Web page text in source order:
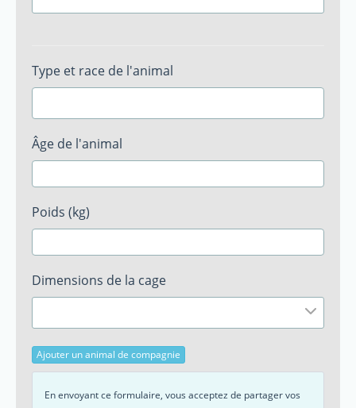
Type et race de l'animal
Âge de l'animal
Poids (kg)
Dimensions de la cage
Ajouter un animal de compagnie
En envoyant ce formulaire, vous acceptez de partager vos